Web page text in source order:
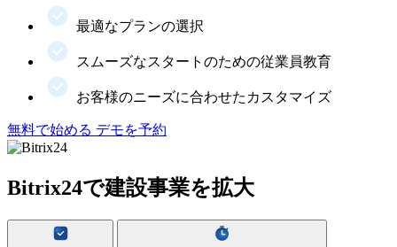
最適なプランの選択
スムーズなスタートのための従業員教育
お客様のニーズに合わせたカスタマイズ
無料で始める デモを予約
Bitrix24で建設事業を拡大